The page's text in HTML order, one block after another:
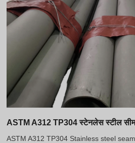
ASTM A312 TP304 स्टेनलेस स्टील
ASTM A312 TP304 Stainless steel